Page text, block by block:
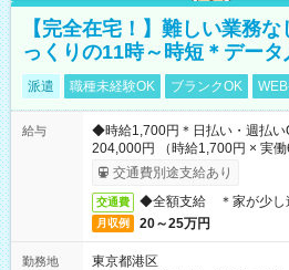
【完全在宅！】難しい業務
っくりの11時～時短＊デー
派遣 職種未経験OK ブランクOK
給与
◆時給1,700円＊日払い・週払い
204,000円 （時給1,700円 × 実働
交通費別途支給あり
交通費 ◆全額支給 ＊家が少し
月収例 20～25万円
勤務地
東京都港区